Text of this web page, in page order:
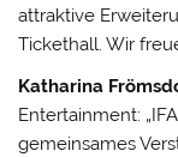
attraktive
Tickethall. Wir
Katharina
Entertainment:
gemeinsames